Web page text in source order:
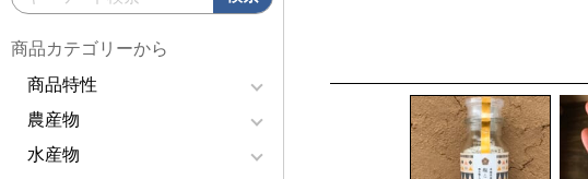
商品カテゴリーから
商品特性
農産物
水産物